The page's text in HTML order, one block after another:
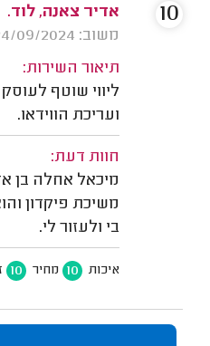
אדיר צאנה, לוד.
משוב: 24/09/2024
תיאור השירות:
ליווי שוטף
ועריכת הווידאו.
חוות דעת:
מיכאל אחלה בן
משיכת פיקדון
בי ולעזור לי.
איכות 10 מחיר 10
10